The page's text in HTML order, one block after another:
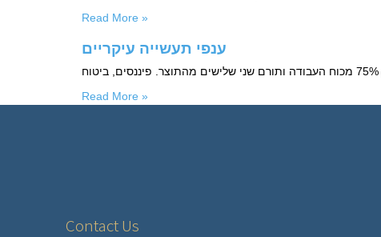
Read More »
ענפי תעשייה עיקריים
Read More »
Contact Us